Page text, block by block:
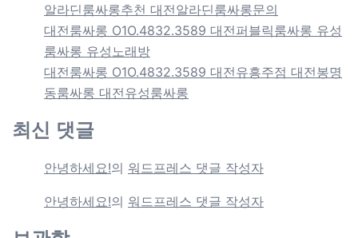
알라딘룸싸롱추천 대전알라딘룸싸롱문의
대전룸싸롱 O1O.4832.3589 대전퍼블릭룸싸롱 유성
룸싸롱 유성노래방
대전룸싸롱 O1O.4832.3589 대전유흥주점 대전봉명
동룸싸롱 대전유성룸싸롱
최신 댓글
안녕하세요!의 워드프레스 댓글 작성자
안녕하세요!의 워드프레스 댓글 작성자